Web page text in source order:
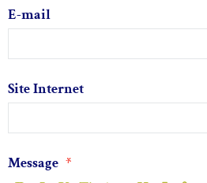
E-mail
Site Internet
Message